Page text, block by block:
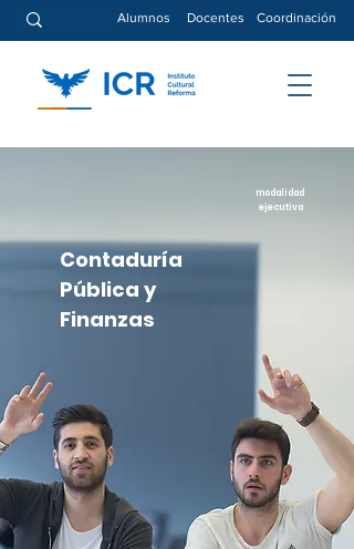
Alumnos Docentes Coordinación
modalidad
ejecutiva
Contaduría
Pública y
Finanzas